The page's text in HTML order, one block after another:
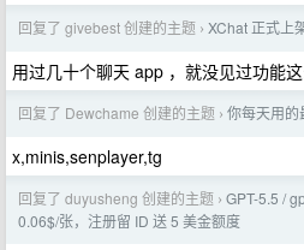
回复了 givebest 创建的主题 › XChat 正式上
用过几十个聊天 app ，就没见过功能
回复了 Dewchame 创建的主题 › 你每天用的
x,minis,senplayer,tg
回复了 duyusheng 创建的主题 › GPT-5.5 /
0.06$/张，注册留 ID 送 5 美金额度